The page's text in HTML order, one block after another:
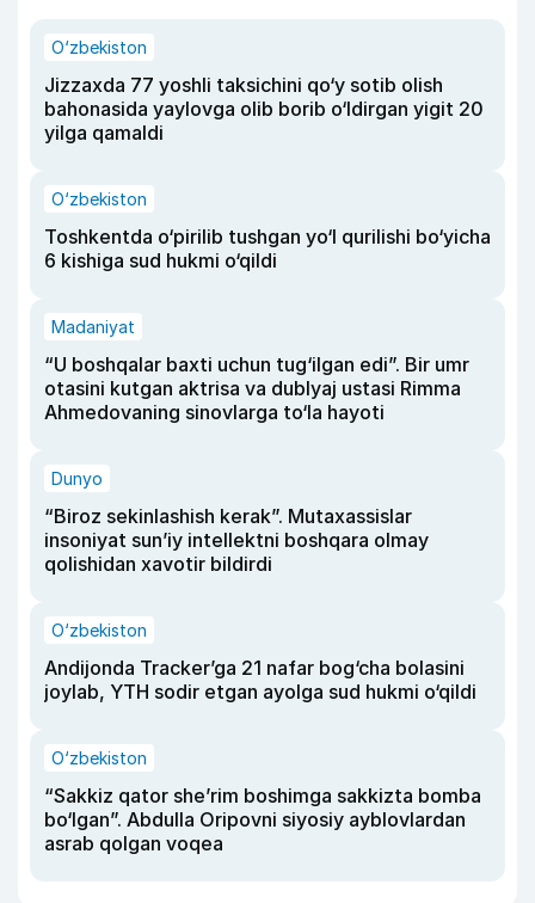
O‘zbekiston
Jizzaxda 77 yoshli taksichini qo‘y sotib olish
bahonasida yaylovga olib borib o‘ldirgan yigit 20
yilga qamaldi
O‘zbekiston
Toshkentda o‘pirilib tushgan yo‘l qurilishi bo‘yicha
6 kishiga sud hukmi o‘qildi
Madaniyat
“U boshqalar baxti uchun tug‘ilgan edi”. Bir umr
otasini kutgan aktrisa va dublyaj ustasi Rimma
Ahmedovaning sinovlarga to‘la hayoti
Dunyo
“Biroz sekinlashish kerak”. Mutaxassislar
insoniyat sun’iy intellektni boshqara olmay
qolishidan xavotir bildirdi
O‘zbekiston
Andijonda Tracker’ga 21 nafar bog‘cha bolasini
joylab, YTH sodir etgan ayolga sud hukmi o‘qildi
O‘zbekiston
“Sakkiz qator she’rim boshimga sakkizta bomba
bo‘lgan”. Abdulla Oripovni siyosiy ayblovlardan
asrab qolgan voqea